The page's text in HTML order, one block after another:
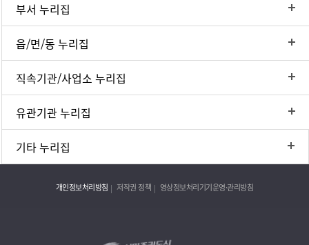
부서 누리집
읍/면/동 누리집
직속기관/사업소 누리집
유관기관 누리집
기타 누리집
개인정보처리방침 저작권 정책 영상정보처리기기운영·관리방침